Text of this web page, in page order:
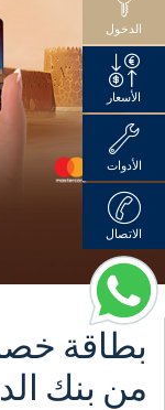
بطاقة
من بنك
الدخول
الأسعار
الأدوات
الاتصال